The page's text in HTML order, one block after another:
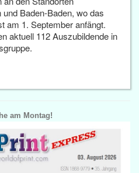
Baden-Baden, wo das
am 1. September anfängt.
aktuell 112 Auszubildende in
am Montag!